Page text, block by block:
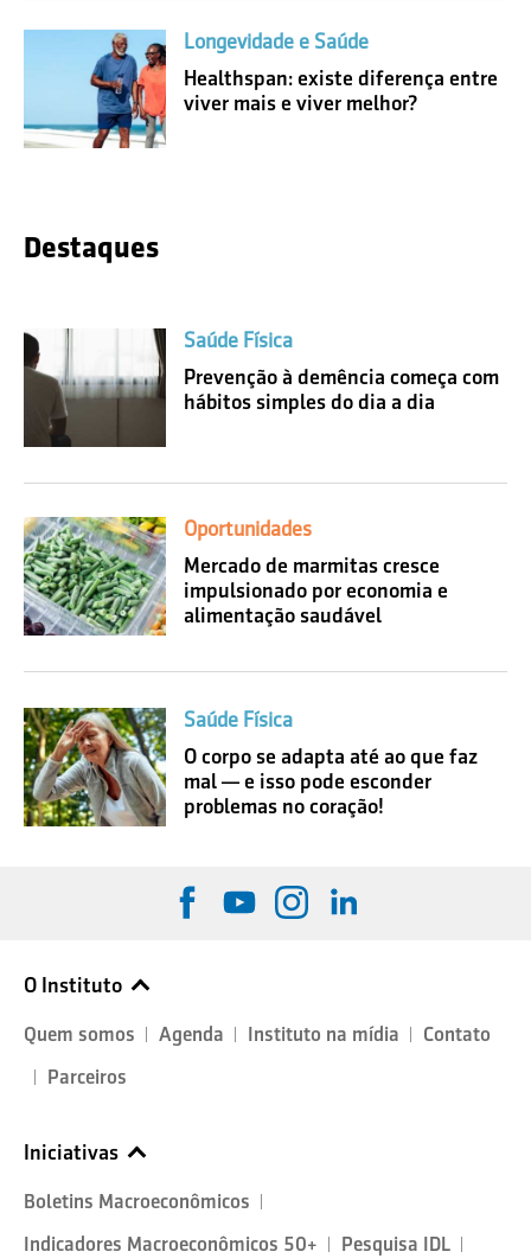
Longevidade e Saúde
Healthspan: existe diferença entre
viver mais e viver melhor?
Destaques
Saúde Física
Prevenção à demência começa com
hábitos simples do dia a dia
Oportunidades
Mercado de marmitas cresce
impulsionado por economia e
alimentação saudável
Saúde Física
O corpo se adapta até ao que faz
mal — e isso pode esconder
problemas no coração!
O Instituto
Quem somos Agenda Instituto na mídia
Contato
Parceiros
Iniciativas
Boletins Macroeconômicos
Indicadores Macroeconômicos 50+
Pesquisa IDL